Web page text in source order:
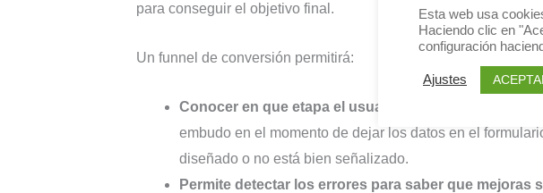
para conseguir el objetivo final.
Un funnel de conversión permitirá:
Conocer en que etapa el usuario abandona el
embudo en el momento de dejar los datos en el
diseñado o no está bien señalizado.
Permite detectar los errores para saber que mejoras
Esta web usa
Haciendo clic en
configuración
Ajustes